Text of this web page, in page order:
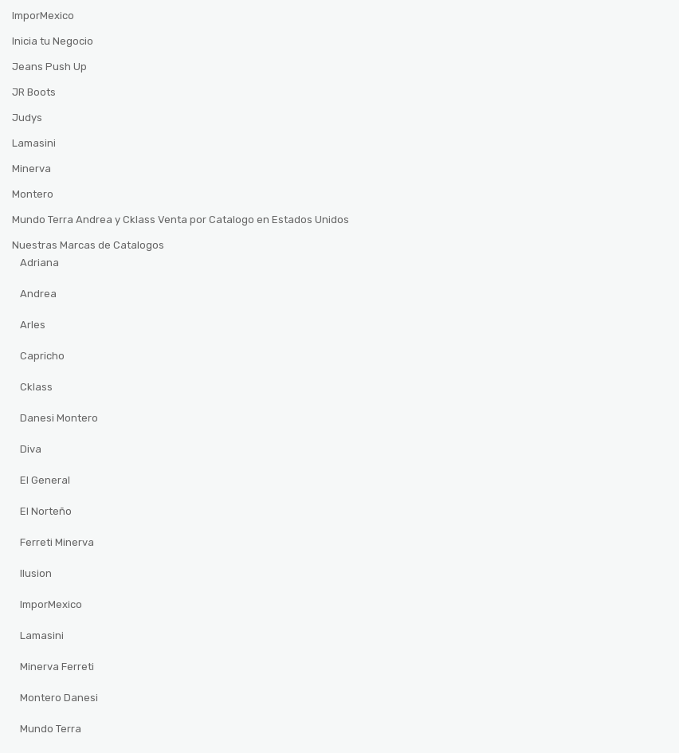
ImporMexico
Inicia tu Negocio
Jeans Push Up
JR Boots
Judys
Lamasini
Minerva
Montero
Mundo Terra Andrea y Cklass Venta por Catalogo en Estados Unidos
Nuestras Marcas de Catalogos
Adriana
Andrea
Arles
Capricho
Cklass
Danesi Montero
Diva
El General
El Norteño
Ferreti Minerva
Ilusion
ImporMexico
Lamasini
Minerva Ferreti
Montero Danesi
Mundo Terra